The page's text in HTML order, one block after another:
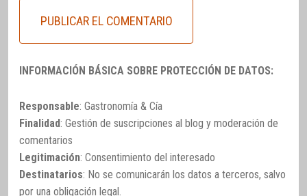
INFORMACIÓN BÁSICA SOBRE PROTECCIÓN DE DATOS:
Responsable: Gastronomía & Cía
Finalidad: Gestión de suscripciones al blog y moderación de
comentarios
Legitimación: Consentimiento del interesado
Destinatarios: No se comunicarán los datos a terceros, salvo
por una obligación legal.